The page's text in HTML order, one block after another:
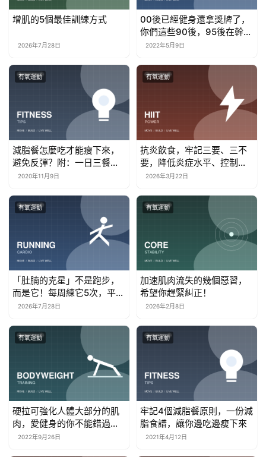
增肌的5個最佳訓練方式
2026年7月28日
00後已經健身還拿獎牌了，
你們這些90後，95後在幹
嘛？
2022年5月9日
有氧運動
減脂餐怎麼吃才能瘦下來，
避免反彈？附：一日三餐減
肥食譜
2020年11月9日
有氧運動
抗炎飲食，牢記三要、三不
要，降低炎症水平、控制體
重！
2026年3月22日
有氧運動
「肚腩的克星」不是跑步，
而是它！每周練它5次，平坦
腹部！
2026年7月28日
有氧運動
加速肌肉流失的幾個惡習，
希望你趕緊糾正！
2026年2月8日
有氧運動
硬拉可強化人體大部分的肌
肉，愛健身的你不能錯過這
個動作
2022年9月26日
有氧運動
牢記4個減脂餐原則，一份減
脂食譜，讓你邊吃邊瘦下來
2021年4月12日